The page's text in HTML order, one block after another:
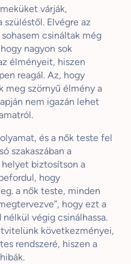
várják,
Elvégre az
csináltak még
nagyon sok
élményeit, hiszen
reagál. Az, hogy
meg szörnyű élmény a
nem igazán lehet
és a nők teste fel
szakaszában a
biztosítson a
hogy
a nők teste, minden
hogy ezt a
végig csinálhassa.
következményei,
rendszeré, hiszen a